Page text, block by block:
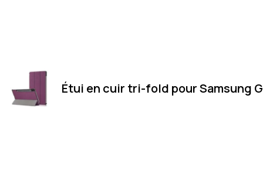
Étui en cuir tri-fold pour Samsung